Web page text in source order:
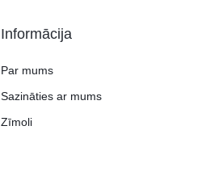
Informācija
Par mums
Sazināties ar mums
Zīmoli